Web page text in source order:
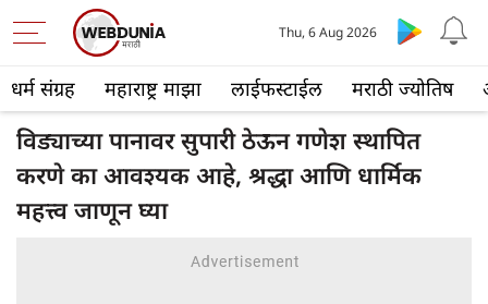
धर्म संग्रह महाराष्ट्र माझा लाईफस्टाईल मराठी ज्योतिष
Thu, 6 Aug 2026
विड्याच्या पानावर सुपारी ठेऊन गणेश स्थापित
करणे का आवश्यक आहे, श्रद्धा आणि धार्मिक
महत्त्व जाणून घ्या